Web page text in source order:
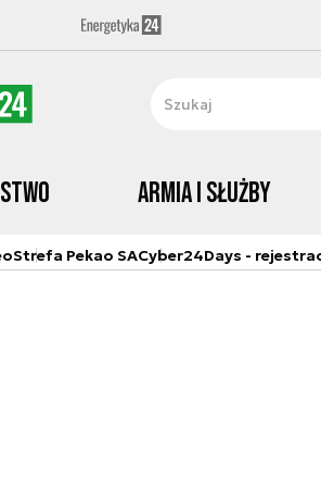
Armia i Służby
Strefa Pekao SACyber24Days -